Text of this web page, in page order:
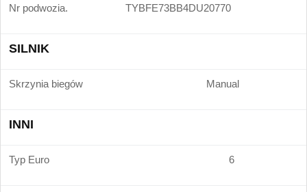
Nr podwozia. TYBFE73BB4DU20770
SILNIK
Skrzynia biegów Manual
INNI
Typ Euro 6